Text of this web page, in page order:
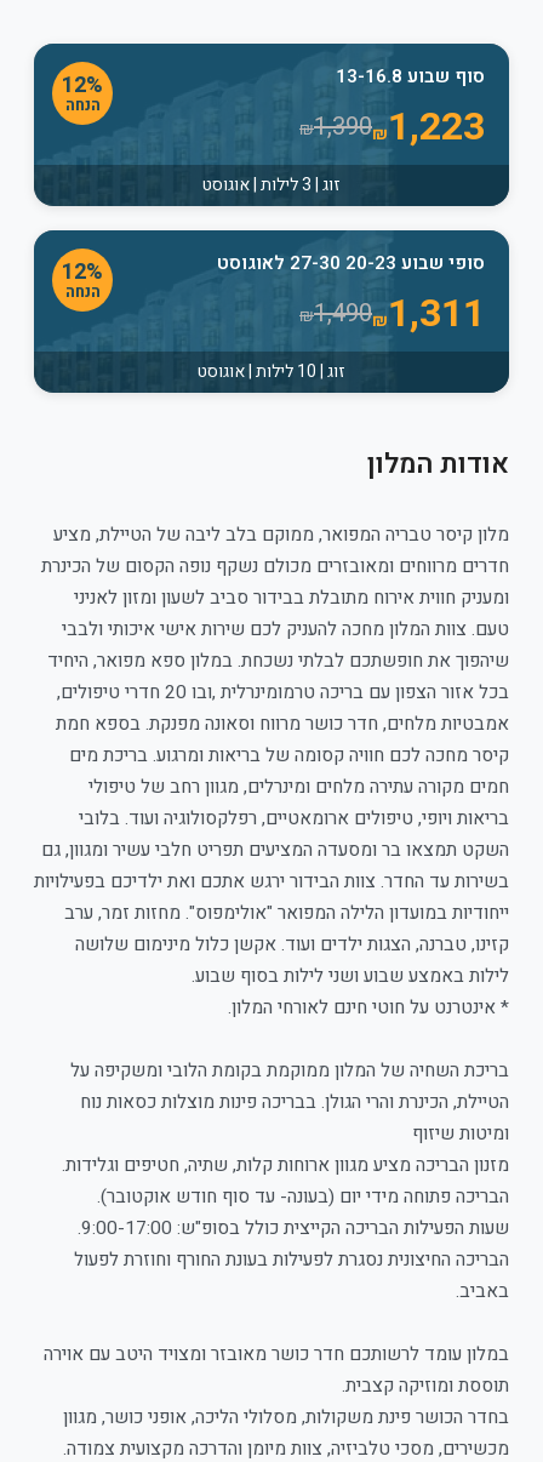
12%
הנחה
סוף שבוע 13-16.8
₪1,223
₪1,390
זוג | 3 לילות | אוגוסט
12%
הנחה
סופי שבוע 20-23 27-30 לאוגוסט
₪1,311
₪1,490
זוג | 10 לילות | אוגוסט
אודות המלון
מלון קיסר טבריה המפואר, ממוקם בלב ליבה של הטיילת, מציע
חדרים מרווחים ומאובזרים מכולם נשקף נופה הקסום של הכינרת
ומעניק חווית אירוח מתובלת בבידור סביב לשעון ומזון לאניני
טעם. צוות המלון מחכה להעניק לכם שירות אישי איכותי ולבבי
שיהפוך את חופשתכם לבלתי נשכחת. במלון ספא מפואר, היחיד
בכל אזור הצפון עם בריכה טרמומינרלית ,ובו 20 חדרי טיפולים,
אמבטיות מלחים, חדר כושר מרווח וסאונה מפנקת. בספא חמת
קיסר מחכה לכם חוויה קסומה של בריאות ומרגוע. בריכת מים
חמים מקורה עתירה מלחים ומינרלים, מגוון רחב של טיפולי
בריאות ויופי, טיפולים ארומאטיים, רפלקסולוגיה ועוד. בלובי
השקט תמצאו בר ומסעדה המציעים תפריט חלבי עשיר ומגוון, גם
בשירות עד החדר. צוות הבידור ירגש אתכם ואת ילדיכם בפעילויות
ייחודיות במועדון הלילה המפואר "אולימפוס". מחזות זמר, ערב
קזינו, טברנה, הצגות ילדים ועוד. אקשן כלול מינימום שלושה
לילות באמצע שבוע ושני לילות בסוף שבוע.
* אינטרנט על חוטי חינם לאורחי המלון.
בריכת השחיה של המלון ממוקמת בקומת הלובי ומשקיפה על
הטיילת, הכינרת והרי הגולן. בבריכה פינות מוצלות כסאות נוח
ומיטות שיזוף
מזנון הבריכה מציע מגוון ארוחות קלות, שתיה, חטיפים וגלידות.
הבריכה פתוחה מידי יום (בעונה- עד סוף חודש אוקטובר).
שעות הפעילות הבריכה הקייצית כולל בסופ"ש: 9:00-17:00.
הבריכה החיצונית נסגרת לפעילות בעונת החורף וחוזרת לפעול
באביב.
במלון עומד לרשותכם חדר כושר מאובזר ומצויד היטב עם אוירה
תוססת ומוזיקה קצבית.
בחדר הכושר פינת משקולות, מסלולי הליכה, אופני כושר, מגוון
מכשירים, מסכי טלביזיה, צוות מיומן והדרכה מקצועית צמודה.